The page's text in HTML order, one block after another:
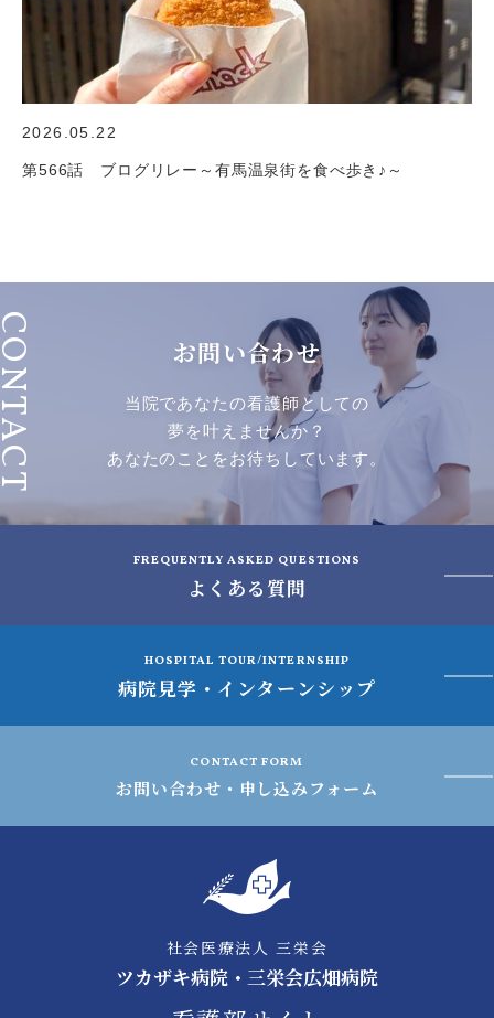
2026.05.22
第566話 ブログリレー～有馬温泉街を食べ歩き♪～
お問い合わせ
当院であなたの看護師としての
夢を叶えませんか？
あなたのことをお待ちしています。
FREQUENTLY ASKED QUESTIONS
よくある質問
HOSPITAL TOUR/INTERNSHIP
病院見学・インターンシップ
CONTACT FORM
お問い合わせ・申し込みフォーム
社会医療法人 三栄会
ツカザキ病院・三栄会広畑病院